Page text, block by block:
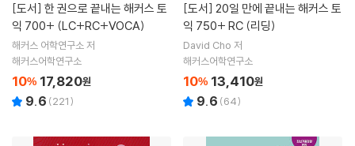
[도서]
익 700+ (LC+RC+VOCA)
해커스 어학연구소 저
해커스어학연구소
10% 17,820원
9.6 (221)
[도서]
익 750+ RC (리딩)
David Cho 저
해커스어학연구소
10% 13,410원
9.6 (64)